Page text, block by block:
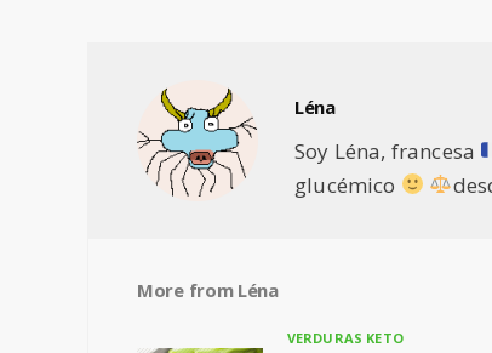
Léna
Soy Léna, francesa
glucémico
More from Léna
VERDURAS KETO